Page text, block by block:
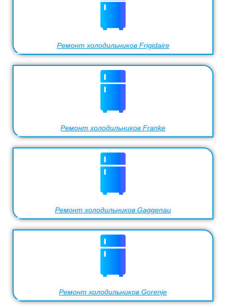
Ремонт холодильников Frigidaire
Ремонт холодильников Franke
Ремонт холодильников Gaggenau
Ремонт холодильников Gorenje